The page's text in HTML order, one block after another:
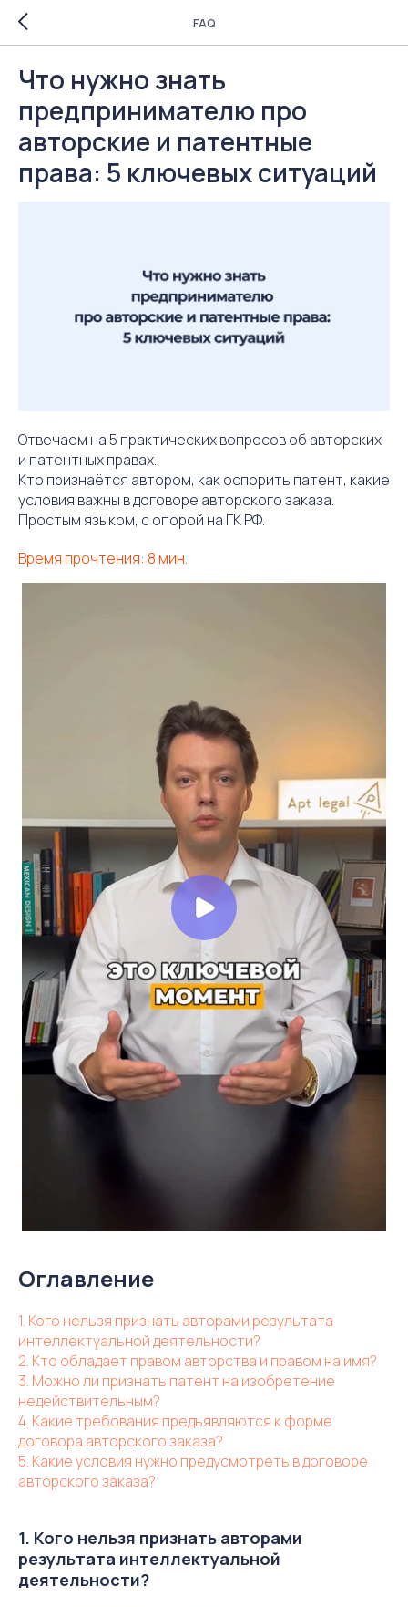
FAQ
Что нужно знать
предпринимателю про
авторские и патентные
права: 5 ключевых ситуаций
Отвечаем на 5 практических вопросов об авторских
и патентных правах.
Кто признаётся автором, как оспорить патент, какие
условия важны в договоре авторского заказа.
Простым языком, с опорой на ГК РФ.
Время прочтения: 8 мин.
Оглавление
1. Кого нельзя признать авторами результата
интеллектуальной деятельности?
2. Кто обладает правом авторства и правом на имя?
3. Можно ли признать патент на изобретение
недействительным?
4. Какие требования предъявляются к форме
договора авторского заказа?
5. Какие условия нужно предусмотреть в договоре
авторского заказа?
1. Кого нельзя признать авторами
результата интеллектуальной
деятельности?